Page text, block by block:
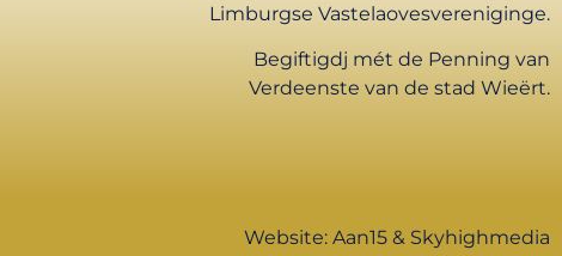
Limburgse Vastelaovesvereniginge.
Begiftigdj mét de Penning van
Verdeenste van de stad Wieërt.
Website: Aan15& Skyhighmedia